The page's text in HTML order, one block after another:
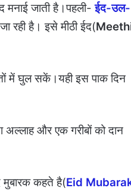
मनाई जाती है।पहली-ईद-उल-
जा रही है। इसे मीठी ईद(
में घुल सकें।यही इस पाक दिन
अल्लाह और एक गरीबों को दान
कहते है(Eid